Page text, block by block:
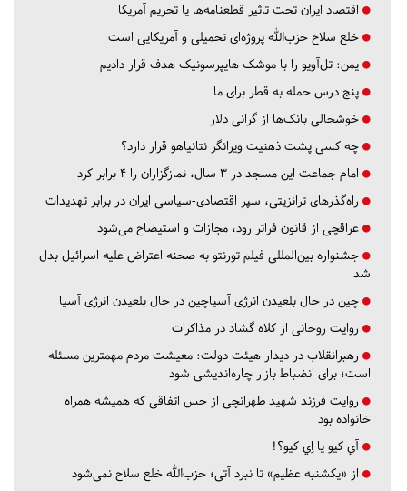
اقتصاد ایران تحت تاثیر قطعنامه‌ها یا تحریم‌ آمریکا
خلع سلاح حزب‌الله پروژه‌ای تحمیلی و آمریکایی است
یمن: تل‌آویو را با موشک هایپرسونیک هدف قرار دادیم
پنج درس‌ حمله به قطر برای ما
خوشحالی بانک‌ها از گرانی دلار
چه کسی پشت ذهنیت ویرانگر نتانیاهو قرار دارد؟
امام جماعت این مسجد در ۳ سال، نمازگزاران را ۴ برابر کرد
راه‌گذرهای ترانزیتی، سپر اقتصادی-سیاسی ایران در برابر تهدیدات
عراقچی از قانون فراتر رود، مجازات و استیضاح می‌شود
جشنواره بین‌المللی فیلم تورنتو به صحنه اعتراض علیه اسرائیل بدل
شد
چین در حال بلعیدن انرژی آسیاچین در حال بلعیدن انرژی آسیا
روایت روحانی از کلاه گشاد در مذاکرات
رهبرانقلاب در دیدار هیئت دولت: معیشت مردم مهمترین مسئله
است؛ برای انضباط بازار چاره‌اندیشی شود
روایت فرزند شهید طهرانچی از حس اتفاقی که همیشه همراه
خانواده بود
آي كيو يا اِي كيو؟!
از «یکشنبه عظیم» تا نبرد آتی؛ حزب‌الله خلع سلاح نمی‌شود